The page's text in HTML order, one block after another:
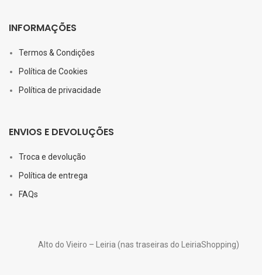
INFORMAÇÕES
Termos & Condições
Política de Cookies
Política de privacidade
ENVIOS E DEVOLUÇÕES
Troca e devolução
Política de entrega
FAQs
Alto do Vieiro – Leiria (nas traseiras do LeiriaShopping)